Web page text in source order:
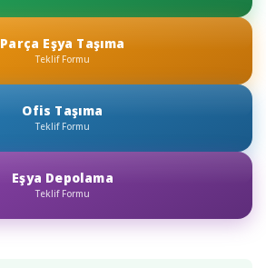
Parça Eşya Taşıma
Teklif Formu
Ofis Taşıma
Teklif Formu
Eşya Depolama
Teklif Formu